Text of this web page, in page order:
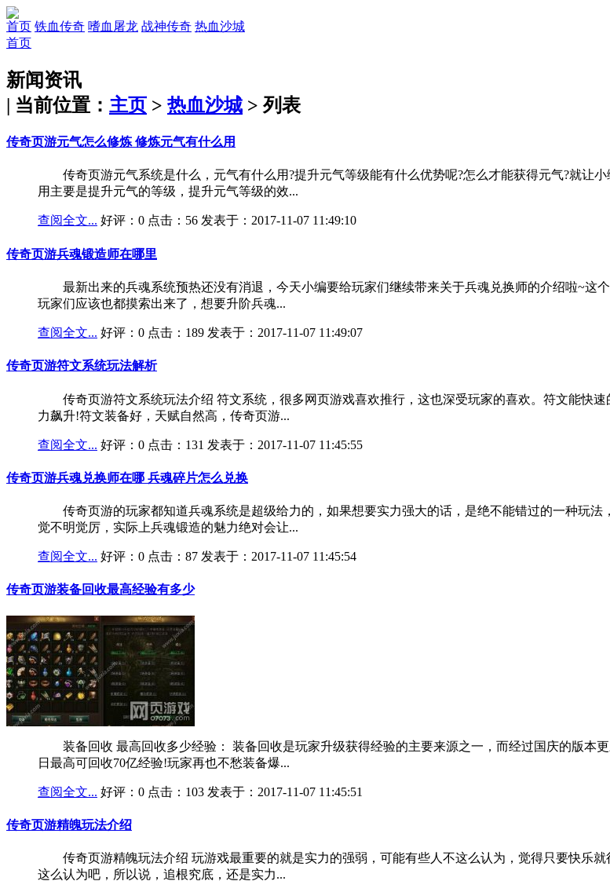
首页 铁血传奇 嗜血屠龙 战神传奇 热血沙城
首页
新闻资讯
| 当前位置： 主页 > 热血沙城 > 列表
传奇页游元气怎么修炼 修炼元气有什么用
传奇页游元气系统是什么，元气有什么用?提升元气等级能有什么优势呢?怎么才能获得元气?就让
用主要是提升元气的等级，提升元气等级的效...
查阅全文... 好评：0 点击：56 发表于：2017-11-07 11:49:10
传奇页游兵魂锻造师在哪里
最新出来的兵魂系统预热还没有消退，今天小编要给玩家们继续带来关于兵魂兑换师的介绍啦~这
玩家们应该也都摸索出来了，想要升阶兵魂...
查阅全文... 好评：0 点击：189 发表于：2017-11-07 11:49:07
传奇页游符文系统玩法解析
传奇页游符文系统玩法介绍 符文系统，很多网页游戏喜欢推行，这也深受玩家的喜欢。符文能快
力飙升!符文装备好，天赋自然高，传奇页游...
查阅全文... 好评：0 点击：131 发表于：2017-11-07 11:45:55
传奇页游兵魂兑换师在哪 兵魂碎片怎么兑换
传奇页游的玩家都知道兵魂系统是超级给力的，如果想要实力强大的话，是绝不能错过的一种玩法
觉不明觉厉，实际上兵魂锻造的魅力绝对会让...
查阅全文... 好评：0 点击：87 发表于：2017-11-07 11:45:54
传奇页游装备回收最高经验有多少
装备回收 最高回收多少经验： 装备回收是玩家升级获得经验的主要来源之一，而经过国庆的版本
日最高可回收70亿经验!玩家再也不愁装备爆...
查阅全文... 好评：0 点击：103 发表于：2017-11-07 11:45:51
传奇页游精魄玩法介绍
传奇页游精魄玩法介绍 玩游戏最重要的就是实力的强弱，可能有些人不这么认为，觉得只要快乐就
这么认为吧，所以说，追根究底，还是实力...